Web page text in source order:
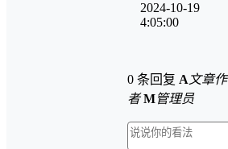
2024-10-19
4:05:00
0 条回复 A 文章作
者 M管理员